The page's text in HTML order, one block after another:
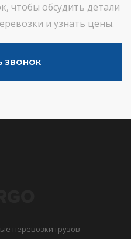
чтобы обсудить детали
и узнать цены.
ЗВОНОК
перевозки грузов